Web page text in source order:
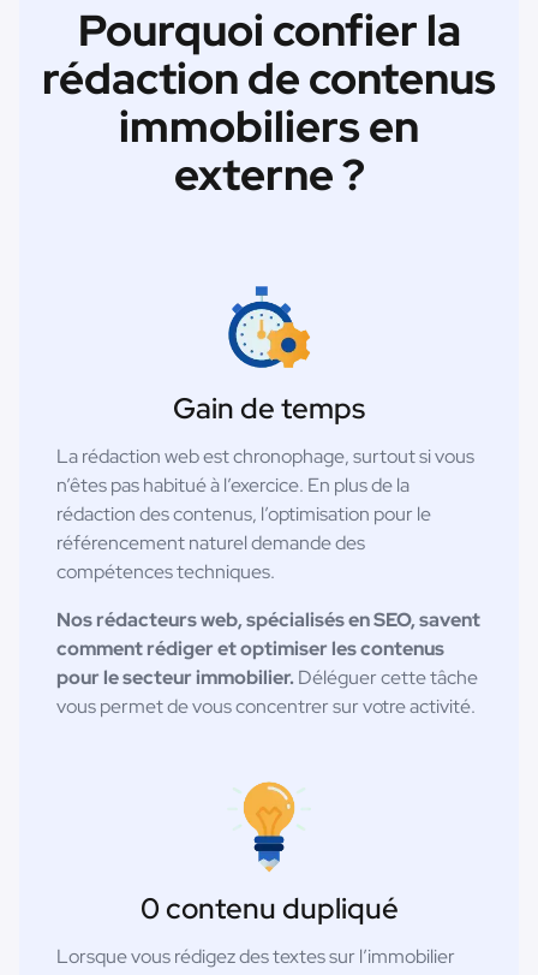
Pourquoi confier la
rédaction de contenus
immobiliers en
externe ?
Gain de temps
La rédaction web est chronophage, surtout si vous
n’êtes pas habitué à l’exercice. En plus de la
rédaction des contenus, l’optimisation pour le
référencement naturel demande des
compétences techniques.
Nos rédacteurs web, spécialisés en SEO, savent
comment rédiger et optimiser les contenus
pour le secteur immobilier.Déléguer cette tâche
vous permet de vous concentrer sur votre activité.
0 contenu dupliqué
Lorsque vous rédigez des textes sur l’immobilier